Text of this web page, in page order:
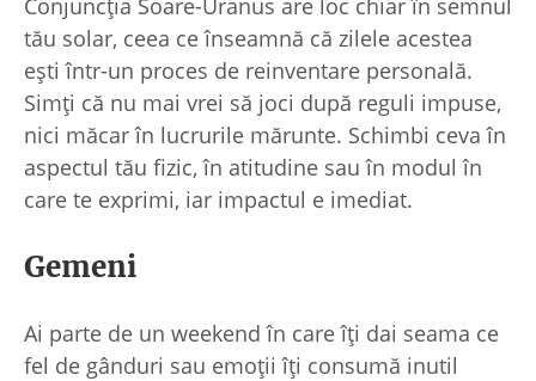
tău solar, ceea ce înseamnă că zilele acestea
ești într-un proces de reinventare personală.
Simți că nu mai vrei să joci după reguli impuse,
nici măcar în lucrurile mărunte. Schimbi ceva în
aspectul tău fizic, în atitudine sau în modul în
care te exprimi, iar impactul e imediat.
Gemeni
Ai parte de un weekend în care îți dai seama ce
fel de gânduri sau emoții îți consumă inutil